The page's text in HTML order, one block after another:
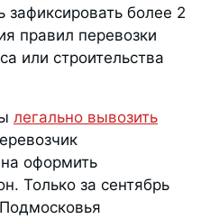
зафиксировать более 2
правил перевозки
или строительства
легально вывозить
оформить
Только за сентябрь